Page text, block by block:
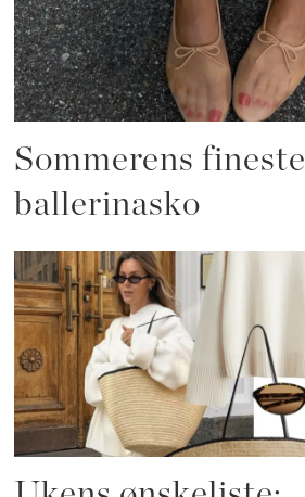
Sommerens fineste
ballerinasko